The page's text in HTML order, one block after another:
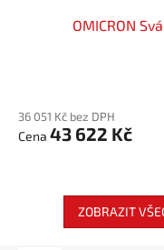
OMICRON
36 051 Kč bez DPH
43 622 Kč
ZOBRAZIT